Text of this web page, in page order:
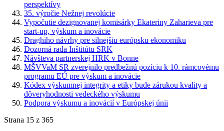
perspektívy
35. výročie Nežnej revolúcie
Vypočutie dezignovanej komisárky Ekateriny Zaharieva pre
start-up, výskum a inovácie
Draghiho návrhy pre silnejšiu európsku ekonomiku
Dozorná rada Inštitútu SRK
Návšteva partnerskej HRK v Bonne
MŠVVaM SR zverejnilo predbežnú pozíciu k 10. rámcovému
programu EÚ pre výskum a inovácie
Kódex výskumnej integrity a etiky bude zárukou kvality a
dôveryhodnosti vedeckého výskumu
Podpora výskumu a inovácií v Európskej únii
Strana 15 z 365